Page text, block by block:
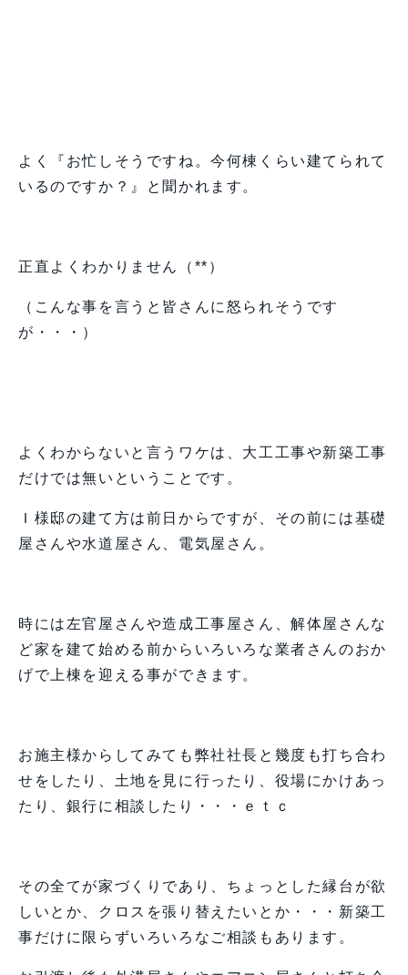
よく『お忙しそうですね。今何棟くらい建てられて
いるのですか？』と聞かれます。
正直よくわかりません（**）
（こんな事を言うと皆さんに怒られそうです
が・・・）
よくわからないと言うワケは、大工工事や新築工事
だけでは無いということです。
Ｉ様邸の建て方は前日からですが、その前には基礎
屋さんや水道屋さん、電気屋さん。
時には左官屋さんや造成工事屋さん、解体屋さんな
ど家を建て始める前からいろいろな業者さんのおか
げで上棟を迎える事ができます。
お施主様からしてみても弊社社長と幾度も打ち合わ
せをしたり、土地を見に行ったり、役場にかけあっ
たり、銀行に相談したり・・・ｅｔｃ
その全てが家づくりであり、ちょっとした縁台が欲
しいとか、クロスを張り替えたいとか・・・新築工
事だけに限らずいろいろなご相談もあります。